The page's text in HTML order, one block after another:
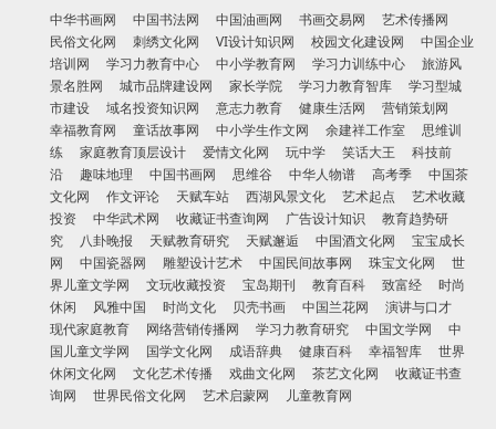
中华书画网
中国书法网 中国油画网 书画交易网
艺术传播网
民俗文化网
刺绣文化网 VI设计知识网 校园文化建设网
中国企业
培训网
学习力教育中心 中小学教育网 学习力训练中心
旅游风
景名胜网
城市品牌建设网 家长学院 学习力教育智库
学习型城
市建设
域名投资知识网 意志力教育 健康生活网
营销策划网
幸福教育网
童话故事网 中小学生作文网 余建祥工作室
思维训
练
家庭教育顶层设计 爱情文化网 玩中学 笑话大王
科技前
沿
趣味地理 中国书画网 思维谷 中华人物谱 高考季
中国茶
文化网
作文评论 天赋车站 西湖风景文化 艺术起点
艺术收藏
投资
中华武术网 收藏证书查询网 广告设计知识
教育趋势研
究
八卦晚报 天赋教育研究 天赋邂逅 中国酒文化网
宝宝成长
网
中国瓷器网 雕塑设计艺术 中国民间故事网 珠宝文化网
世
界儿童文学网
文玩收藏投资 宝岛期刊 教育百科 致富经
时尚
休闲
风雅中国 时尚文化 贝壳书画 中国兰花网
演讲与口才
现代家庭教育
网络营销传播网 学习力教育研究 中国文学网
中
国儿童文学网
国学文化网 成语辞典 健康百科 幸福智库
世界
休闲文化网
文化艺术传播 戏曲文化网 茶艺文化网
收藏证书查
询网
世界民俗文化网 艺术启蒙网 儿童教育网